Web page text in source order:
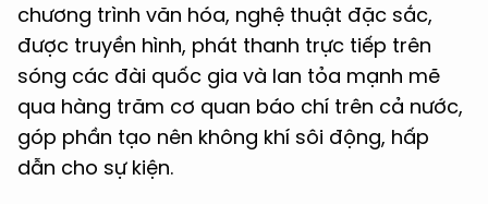
chương trình văn hóa, nghệ thuật đặc sắc,
được truyền hình, phát thanh trực tiếp trên
sóng các đài quốc gia và lan tỏa mạnh mẽ
qua hàng trăm cơ quan báo chí trên cả nước,
góp phần tạo nên không khí sôi động, hấp
dẫn cho sự kiện.